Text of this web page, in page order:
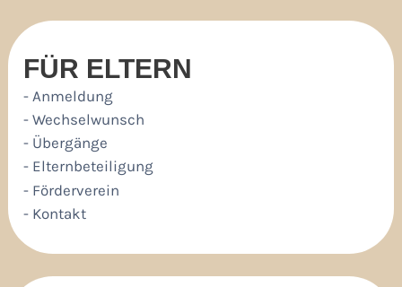
FÜR ELTERN
- Anmeldung
- Wechselwunsch
- Übergänge
- Elternbeteiligung
- Förderverein
- Kontakt